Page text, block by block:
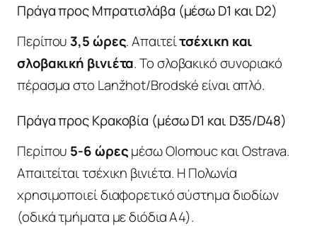
Πράγα προς Μπρατισλάβα (μέσω D1 και D2)
Περίπου 3,5 ώρες. Απαιτείτσέχικη και
σλοβακική βινιέτα. Το σλοβακικό συνοριακό
πέρασμα στο Lanžhot/Brodské είναι απλό.
Πράγα προς Κρακοβία (μέσω D1 και D35/D48)
Περίπου 5-6 ώρεςμέσω Olomouc και Ostrava.
Απαιτείται τσέχικη βινιέτα. Η Πολωνία
χρησιμοποιεί διαφορετικό σύστημα διοδίων
(οδικά τμήματα με διόδια Α4).